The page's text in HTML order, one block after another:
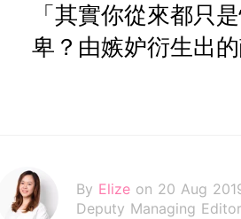
「其實你從來都只
卑？由嫉妒衍生出
By Elize on 20 Aug
Deputy Managing Editor